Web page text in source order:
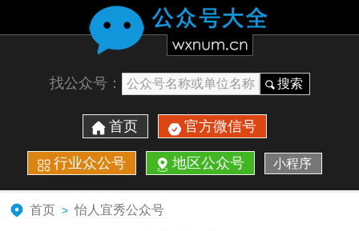
找公众号： 搜索
首页 官方微信号
行业众公号 地区公众号 小程序
首页 > 怡人宜秀公众号